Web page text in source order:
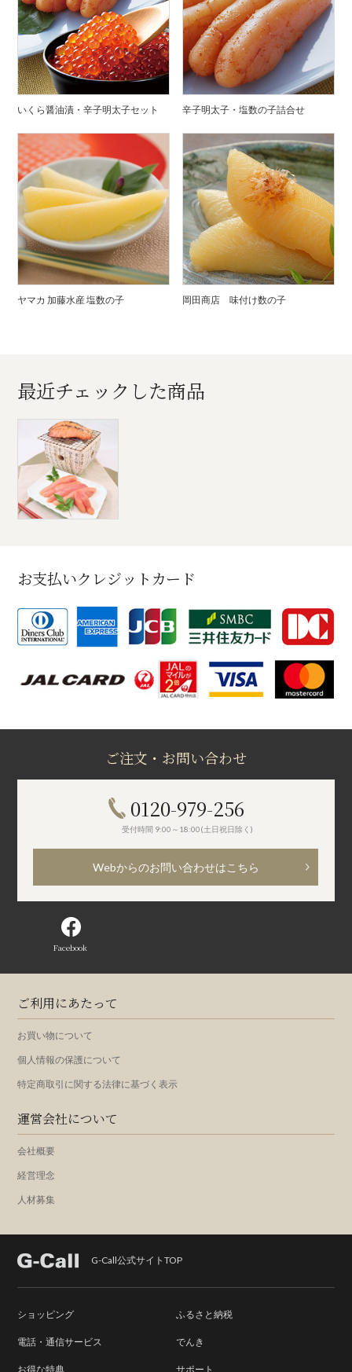
いくら醤油漬・辛子明太子セット 辛子明太子・塩数の子詰合せ
ヤマカ 加藤水産 塩数の子 岡田商店 味付け数の子
最近チェックした商品
お支払いクレジットカード
ご注文・お問い合わせ
0120-979-256
受付時間 9:00～18:00(土日祝日除く)
Webからのお問い合わせはこちら
Facebook
ご利用にあたって
お買い物について
個人情報の保護について
特定商取引に関する法律に基づく表示
運営会社について
会社概要
経営理念
人材募集
G-Call公式サイトTOP
ショッピング ふるさと納税
電話・通信サービス でんき
お得な特典 サポート